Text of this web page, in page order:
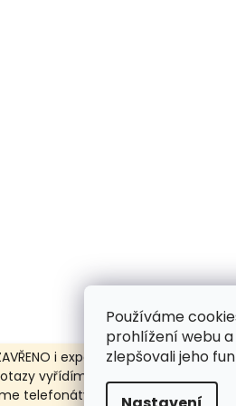
Používáme
prohlížení webu
zlepšovali jeho
i expedice | 31.7.-8.8.
vyřídíme po dovolené.
telefonáty!!! | Ostatní dny